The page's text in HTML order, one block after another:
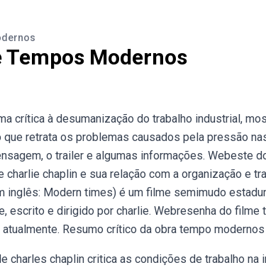
Tempos Modernos
crítica à desumanização do trabalho industrial,
retrata os problemas causados pela pressão
o trailer e algumas informações. Webeste
chaplin e sua relação com a organização e
inglês: Modern times) é um filme semimudo
escrito e dirigido por charlie. Webresenha do
Resumo crítico da obra tempo
charles chaplin critica as condições de trabalho na